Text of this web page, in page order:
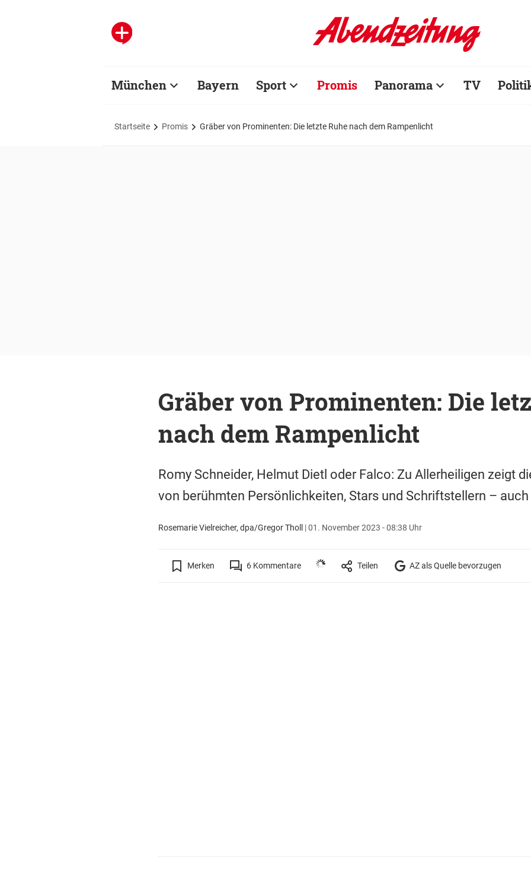
München Bayern Sport Promis Panorama TV
Startseite Promis Gräber von Prominenten: Die letzte Ruhe nach dem Rampenlicht
Gräber von Prominenten: Die
nach dem Rampenlicht
Romy Schneider, Helmut Dietl oder Falco: Zu Allerheiligen zeigt
von berühmten Persönlichkeiten, Stars und Schriftstellern –
Rosemarie Vielreicher, dpa/Gregor Tholl |01. November 2023 - 08:38 Uhr
Merken 6Kommentare Teilen AZ als Quelle bevorzugen